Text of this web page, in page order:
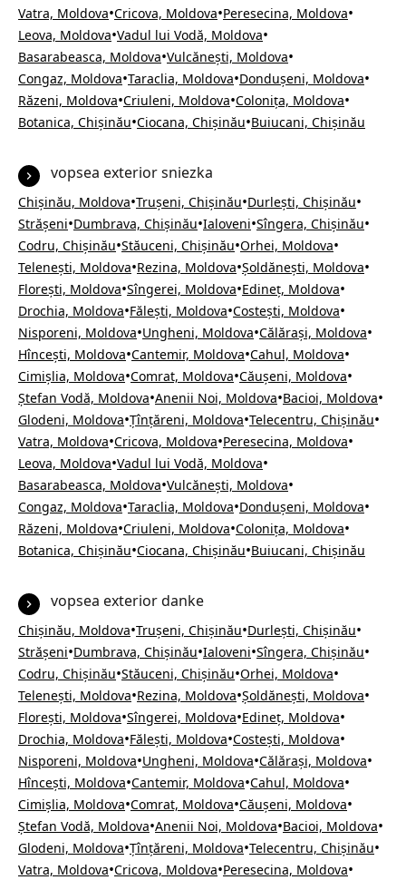
Vatra, Moldova•Cricova, Moldova•Peresecina, Moldova•
Leova, Moldova•Vadul lui Vodă, Moldova•
Basarabeasca, Moldova•Vulcănești, Moldova•
Congaz, Moldova•Taraclia, Moldova•Dondușeni, Moldova•
Răzeni, Moldova•Criuleni, Moldova•Colonița, Moldova•
Botanica, Chișinău•Ciocana, Chișinău•Buiucani, Chișinău
vopsea exterior sniezka
Chișinău, Moldova•Trușeni, Chișinău•Durlești, Chișinău•
Strășeni•Dumbrava, Chișinău•Ialoveni•Sîngera, Chișinău•
Codru, Chișinău•Stăuceni, Chișinău•Orhei, Moldova•
Telenești, Moldova•Rezina, Moldova•Șoldănești, Moldova•
Florești, Moldova•Sîngerei, Moldova•Edineț, Moldova•
Drochia, Moldova•Fălești, Moldova•Costești, Moldova•
Nisporeni, Moldova•Ungheni, Moldova•Călărași, Moldova•
Hîncești, Moldova•Cantemir, Moldova•Cahul, Moldova•
Cimișlia, Moldova•Comrat, Moldova•Căușeni, Moldova•
Ștefan Vodă, Moldova•Anenii Noi, Moldova•Bacioi, Moldova•
Glodeni, Moldova•Țînțăreni, Moldova•Telecentru, Chișinău•
Vatra, Moldova•Cricova, Moldova•Peresecina, Moldova•
Leova, Moldova•Vadul lui Vodă, Moldova•
Basarabeasca, Moldova•Vulcănești, Moldova•
Congaz, Moldova•Taraclia, Moldova•Dondușeni, Moldova•
Răzeni, Moldova•Criuleni, Moldova•Colonița, Moldova•
Botanica, Chișinău•Ciocana, Chișinău•Buiucani, Chișinău
vopsea exterior danke
Chișinău, Moldova•Trușeni, Chișinău•Durlești, Chișinău•
Strășeni•Dumbrava, Chișinău•Ialoveni•Sîngera, Chișinău•
Codru, Chișinău•Stăuceni, Chișinău•Orhei, Moldova•
Telenești, Moldova•Rezina, Moldova•Șoldănești, Moldova•
Florești, Moldova•Sîngerei, Moldova•Edineț, Moldova•
Drochia, Moldova•Fălești, Moldova•Costești, Moldova•
Nisporeni, Moldova•Ungheni, Moldova•Călărași, Moldova•
Hîncești, Moldova•Cantemir, Moldova•Cahul, Moldova•
Cimișlia, Moldova•Comrat, Moldova•Căușeni, Moldova•
Ștefan Vodă, Moldova•Anenii Noi, Moldova•Bacioi, Moldova•
Glodeni, Moldova•Țînțăreni, Moldova•Telecentru, Chișinău•
Vatra, Moldova•Cricova, Moldova•Peresecina, Moldova•